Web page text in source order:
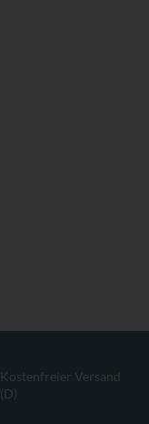
Kostenfreier Versand
(D)